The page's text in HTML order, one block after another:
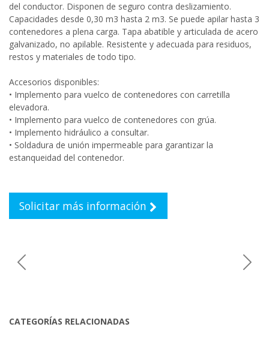
del conductor. Disponen de seguro contra deslizamiento.
Capacidades desde 0,30 m3 hasta 2 m3. Se puede apilar hasta 3
contenedores a plena carga. Tapa abatible y articulada de acero
galvanizado, no apilable. Resistente y adecuada para residuos,
restos y materiales de todo tipo.
Accesorios disponibles:
• Implemento para vuelco de contenedores con carretilla
elevadora.
• Implemento para vuelco de contenedores con grúa.
• Implemento hidráulico a consultar.
• Soldadura de unión impermeable para garantizar la
estanqueidad del contenedor.
Solicitar más información
Previous Next
CATEGORÍAS RELACIONADAS